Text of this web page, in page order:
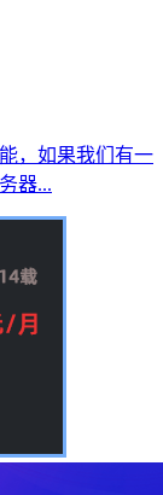
，如果我们有一
器...